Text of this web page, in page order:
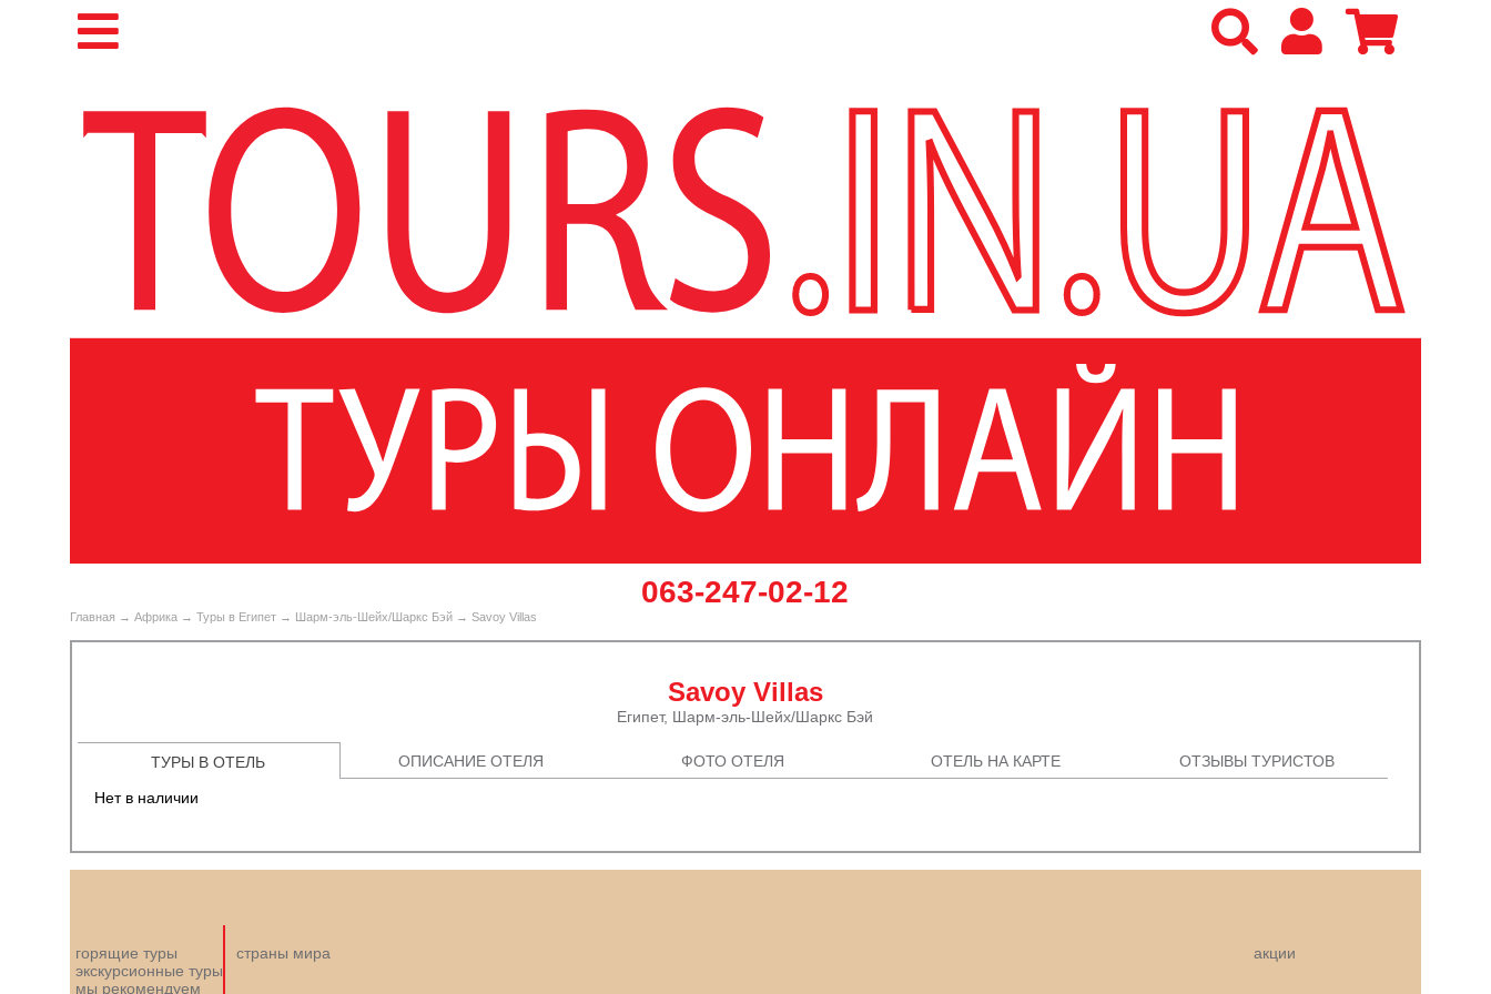
‎063-247-02-12
Главная → Африка→ Туры в Египет→ Шарм-эль-Шейх/Шаркс Бэй→ Savoy Villas
Savoy Villas
Египет, Шарм-эль-Шейх/Шаркс Бэй
ТУРЫ В ОТЕЛЬ ОПИСАНИЕ ОТЕЛЯ ФОТО ОТЕЛЯ ОТЕЛЬ НА КАРТЕ ОТЗЫВЫ ТУРИСТОВ
Нет в наличии
горящие туры
экскурсионные туры
мы рекомендуем
страны мира акции